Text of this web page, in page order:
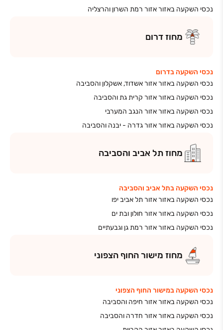
נכסי השקעה באזור אזור רמת השרון והרצליה
מחוזדרום
נכסי השקעה בדרום
נכסי השקעה באזור אזור אשדוד, אשקלון והסביבה
נכסי השקעה באזור אזור קרית גת והסביבה
נכסי השקעה באזור אזור הנגב המערבי
נכסי השקעה באזור אזור גדרה - יבנה והסביבה
מחוזתל אביב והסביבה
נכסי השקעה בתל אביב והסביבה
נכסי השקעה באזור אזור תל אביב יפו
נכסי השקעה באזור אזור חולון ובת ים
נכסי השקעה באזור אזור רמת גן וגבעתיים
מחוז מישור החוף הצפוני
נכסי השקעה במישור החוף הצפוני
נכסי השקעה באזור אזור חיפה והסביבה
נכסי השקעה באזור אזור חדרה והסביבה